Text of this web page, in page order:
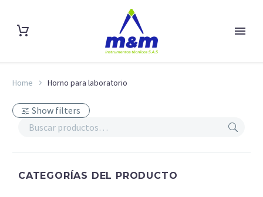
Home Horno para laboratorio
Show filters
CATEGORÍAS DEL PRODUCTO